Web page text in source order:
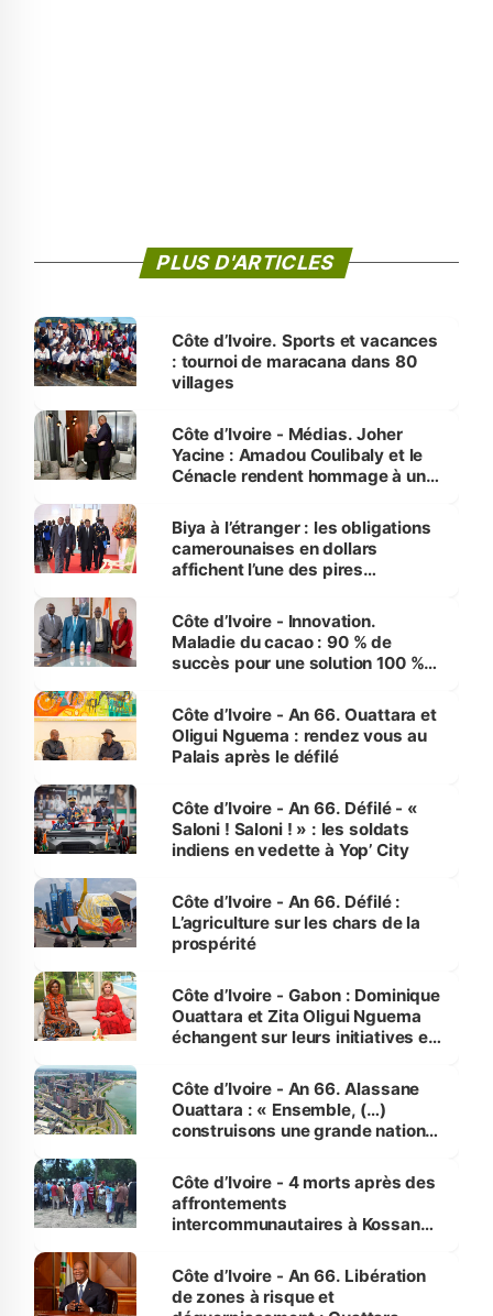
PLUS D'ARTICLES
Côte d’Ivoire. Sports et vacances
: tournoi de maracana dans 80
villages
Côte d’Ivoire - Médias. Joher
Yacine : Amadou Coulibaly et le
Cénacle rendent hommage à un
Biya à l’étranger : les obligations
camerounaises en dollars
affichent l’une des pires
Côte d’Ivoire - Innovation.
Maladie du cacao : 90 % de
succès pour une solution 100 %
Côte d’Ivoire - An 66. Ouattara et
Oligui Nguema : rendez vous au
Palais après le défilé
Côte d’Ivoire - An 66. Défilé - «
Saloni ! Saloni ! » : les soldats
indiens en vedette à Yop’ City
Côte d’Ivoire - An 66. Défilé :
L’agriculture sur les chars de la
prospérité
Côte d’Ivoire - Gabon : Dominique
Ouattara et Zita Oligui Nguema
échangent sur leurs initiatives en
enfants
Côte d’Ivoire - An 66. Alassane
Ouattara : « Ensemble, (…)
construisons une grande nation
générations futures »
Côte d’Ivoire - 4 morts après des
affrontements
intercommunautaires à Kossandji
milieu des sinistrés
Côte d’Ivoire - An 66. Libération
de zones à risque et